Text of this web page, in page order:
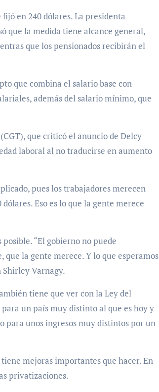
en 240 dólares. La presidenta
que la medida tiene alcance general,
que los pensionados recibirán el
que combina el salario base con
además del salario mínimo, que
,que criticó el anuncio de Delcy
laboral al no traducirse en aumento
pues los trabajadores merecen
Eso es lo que la gente merece
“El gobierno no puede
que la gente merece. Y lo que esperamos
Shirley Varnagy.
tiene que ver con la Ley del
un país muy distinto al que es hoy y
unos ingresos muy distintos por un
mejoras importantes que hacer. En
privatizaciones.